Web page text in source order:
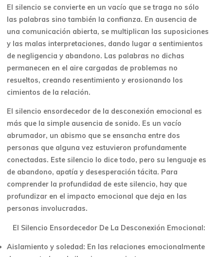
El silencio se convierte en un vacío que se traga no sólo
las palabras sino también la confianza. En ausencia de
una comunicación abierta, se multiplican las suposiciones
y las malas interpretaciones, dando lugar a sentimientos
de negligencia y abandono. Las palabras no dichas
permanecen en el aire cargadas de problemas no
resueltos, creando resentimiento y erosionando los
cimientos de la relación.
El silencio ensordecedor de la desconexión emocional es
más que la simple ausencia de sonido. Es un vacío
abrumador, un abismo que se ensancha entre dos
personas que alguna vez estuvieron profundamente
conectadas. Este silencio lo dice todo, pero su lenguaje es
de abandono, apatía y desesperación tácita. Para
comprender la profundidad de este silencio, hay que
profundizar en el impacto emocional que deja en las
personas involucradas.
El Silencio Ensordecedor De La Desconexión Emocional:
Aislamiento y soledad: En las relaciones emocionalmente